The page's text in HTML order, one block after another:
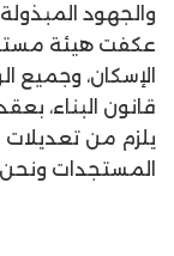
والجهود
عكفت هيئة
الإسكان، وجميع
قانون البناء،
يلزم من
المستجدات